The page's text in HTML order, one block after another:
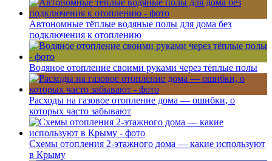
Автономные тёплые водяные полы для дома без
подключения к отоплению
Водяное отопление своими руками через тёплые полы
Расходы на газовое отопление дома — ошибки, о
которых часто забывают
Схемы отопления 2-этажного дома — какие используют
в Крыму